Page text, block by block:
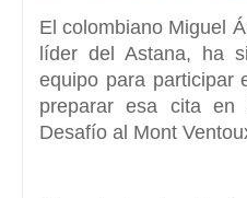
El colombiano Miguel
líder del Astana, ha
equipo para participar
preparar esa cita en
Desafío al Mont